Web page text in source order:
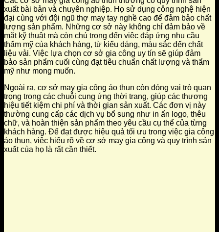
xuất bài bản và chuyên nghiệp. Họ sử dụng công nghệ hiện
đại cùng với đội ngũ thợ may tay nghề cao để đảm bảo chất
lượng sản phẩm. Những cơ sở này không chỉ đảm bảo về
mặt kỹ thuật mà còn chú trọng đến việc đáp ứng nhu cầu
thẩm mỹ của khách hàng, từ kiểu dáng, màu sắc đến chất
liệu vải. Việc lựa chọn cơ sở gia công uy tín sẽ giúp đảm
bảo sản phẩm cuối cùng đạt tiêu chuẩn chất lượng và thẩm
mỹ như mong muốn.
Ngoài ra, cơ sở may gia công áo thun còn đóng vai trò quan
trọng trong các chuỗi cung ứng thời trang, giúp các thương
hiệu tiết kiệm chi phí và thời gian sản xuất. Các đơn vị này
thường cung cấp các dịch vụ bổ sung như in ấn logo, thêu
chữ, và hoàn thiện sản phẩm theo yêu cầu cụ thể của từng
khách hàng. Để đạt được hiệu quả tối ưu trong việc gia công
áo thun, việc hiểu rõ về cơ sở may gia công và quy trình sản
xuất của họ là rất cần thiết.